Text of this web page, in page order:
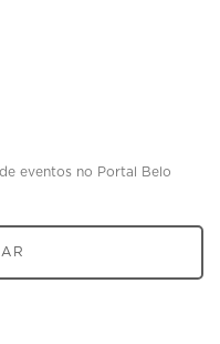
eventos no Portal Belo